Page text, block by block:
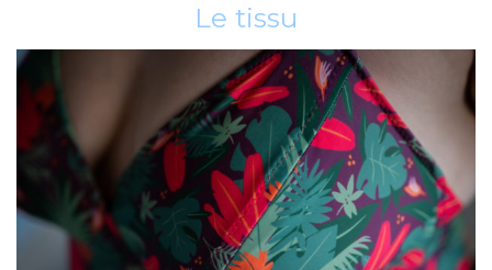
Le tissu